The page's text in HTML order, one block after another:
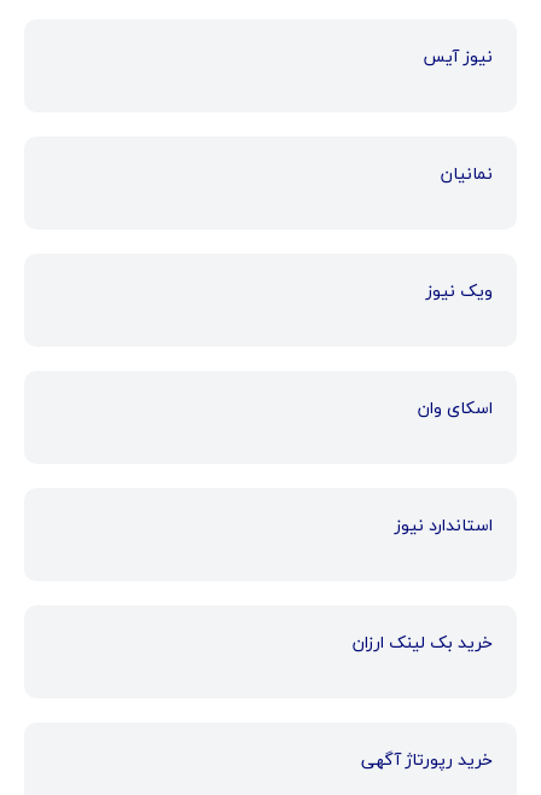
نیوز آیس
نمانیان
ویک نیوز
اسکای وان
استاندارد نیوز
خرید بک لینک ارزان
خرید رپورتاژ آگهی